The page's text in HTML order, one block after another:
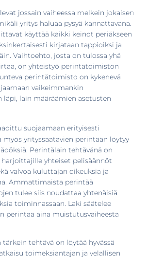
jossain vaiheessa melkein jokaisen
yritys haluaa pysyä kannattavana.
käyttää kaikki keinot periäkseen
kirjataan tappioiksi ja
Vaihtoehto, josta on tulossa yhä
on yhteistyö perintätoimiston
perintätoimisto on kykenevä
vaikeimmankin
läpi, lain määräämien asetusten
suojaamaan erityisesti
yrityssaatavien perintään löytyy
Perintälain tehtävänä on
harjoittajille yhteiset pelisäännöt
valvoa kuluttajan oikeuksia ja
Ammattimaista perintää
tulee siis noudattaa yhtenäisiä
toiminnassaan. Laki säätelee
perintää aina muistutusvaiheesta
tehtävä on löytää hyvässä
toimeksiantajan ja velallisen